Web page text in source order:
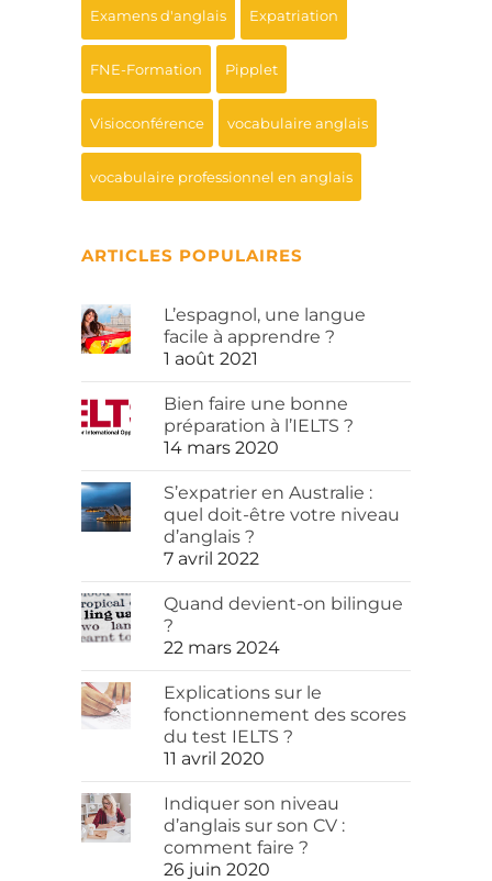
Examens d'anglais Expatriation
FNE-Formation Pipplet
Visioconférence vocabulaire anglais
vocabulaire professionnel en anglais
ARTICLES POPULAIRES
L’espagnol, une langue
facile à apprendre ?
1 août 2021
Bien faire une bonne
préparation à l’IELTS ?
14 mars 2020
S’expatrier en Australie :
quel doit-être votre niveau
d’anglais ?
7 avril 2022
Quand devient-on bilingue
?
22 mars 2024
Explications sur le
fonctionnement des scores
du test IELTS ?
11 avril 2020
Indiquer son niveau
d’anglais sur son CV :
comment faire ?
26 juin 2020